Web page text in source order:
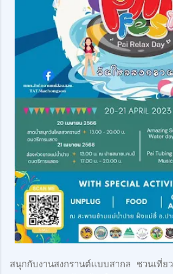
สนุกกับงานสงกรานต์แบบสากล ชวนเที่ย